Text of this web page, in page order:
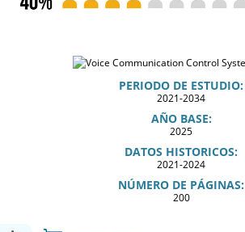
PERIODO DE ESTUDIO:
2021-2034
AÑO BASE:
2025
DATOS HISTORICOS:
2021-2024
NÚMERO DE PÁGINAS:
200